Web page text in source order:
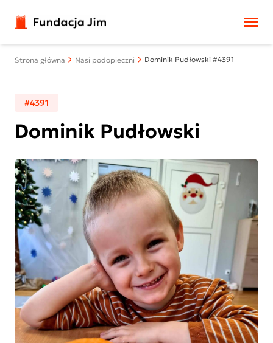
Strona główna Nasi podopieczni Dominik Pudłowski #4391
#4391
Dominik Pudłowski